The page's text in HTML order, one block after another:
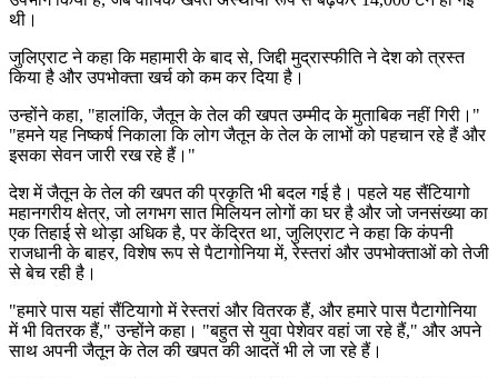
थी।
जुलिएराट ने कहा कि महामारी के बाद से, जिद्दी मुद्रास्फीति ने देश को त्रस्त
किया है और उपभोक्ता खर्च को कम कर दिया है।
उन्होंने कहा, "हालांकि, जैतून के तेल की खपत उम्मीद के मुताबिक नहीं गिरी।"
"हमने यह निष्कर्ष निकाला कि लोग जैतून के तेल के लाभों को पहचान रहे हैं और
इसका सेवन जारी रख रहे हैं।"
देश में जैतून के तेल की खपत की प्रकृति भी बदल गई है। पहले यह सैंटियागो
महानगरीय क्षेत्र, जो लगभग सात मिलियन लोगों का घर है और जो जनसंख्या का
एक तिहाई से थोड़ा अधिक है, पर केंद्रित था, जुलिएराट ने कहा कि कंपनी
राजधानी के बाहर, विशेष रूप से पैटागोनिया में, रेस्तरां और उपभोक्ताओं को तेजी
से बेच रही है।
"हमारे पास यहां सैंटियागो में रेस्तरां और वितरक हैं, और हमारे पास पैटागोनिया
में भी वितरक हैं," उन्होंने कहा। "बहुत से युवा पेशेवर वहां जा रहे हैं," और अपने
साथ अपनी जैतून के तेल की खपत की आदतें भी ले जा रहे हैं।